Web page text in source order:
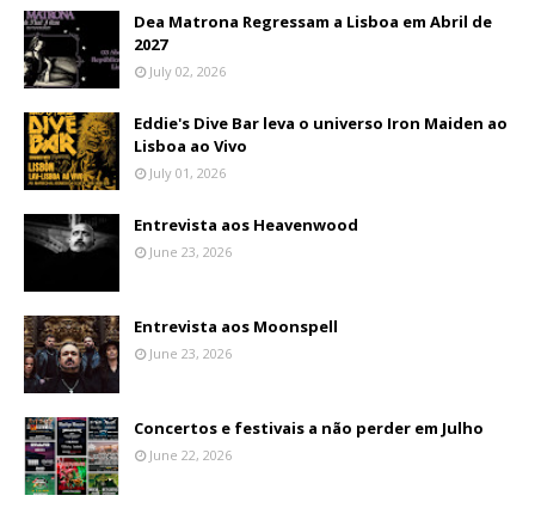
Dea Matrona Regressam a Lisboa em Abril de
2027
July 02, 2026
Eddie's Dive Bar leva o universo Iron Maiden ao
Lisboa ao Vivo
July 01, 2026
Entrevista aos Heavenwood
June 23, 2026
Entrevista aos Moonspell
June 23, 2026
Concertos e festivais a não perder em Julho
June 22, 2026